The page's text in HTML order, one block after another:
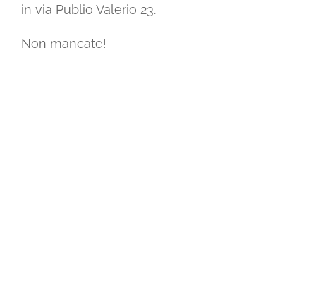
in via Publio Valerio 23.
Non mancate!